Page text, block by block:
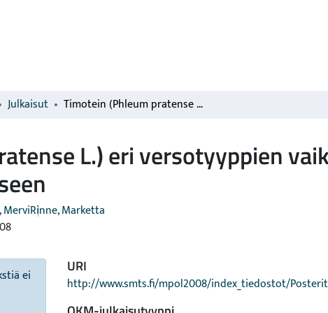
Julkaisut Timotein (Phleum pratense L.) eri versotyyppien vaikutus sadon määrän ja sulavuuden kehitykseen
L.) eri versotyyppien
MerviRinne, Marketta
ei
URI
http://www.smts.fi/mpol2008/index_tiedostot/